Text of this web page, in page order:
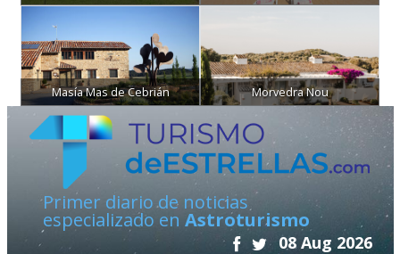
Masía Mas de Cebrián Morvedra Nou
Primer diario de noticias
especializado en Astroturismo
08 Aug 2026